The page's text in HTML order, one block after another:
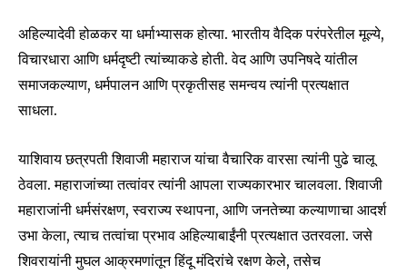
अहिल्यादेवी होळकर या धर्माभ्यासक होत्या. भारतीय वैदिक परंपरेतील मूल्ये,
विचारधारा आणि धर्मदृष्टी त्यांच्याकडे होती. वेद आणि उपनिषदे यांतील
समाजकल्याण, धर्मपालन आणि प्रकृतीसह समन्वय त्यांनी प्रत्यक्षात
साधला.
याशिवाय छत्रपती शिवाजी महाराज यांचा वैचारिक वारसा त्यांनी पुढे चालू
ठेवला. महाराजांच्या तत्वांवर त्यांनी आपला राज्यकारभार चालवला. शिवाजी
महाराजांनी धर्मसंरक्षण, स्वराज्य स्थापना, आणि जनतेच्या कल्याणाचा आदर्श
उभा केला, त्याच तत्वांचा प्रभाव अहिल्याबाईंनी प्रत्यक्षात उतरवला. जसे
शिवरायांनी मुघल आक्रमणांतून हिंदू मंदिरांचे रक्षण केले, तसेच